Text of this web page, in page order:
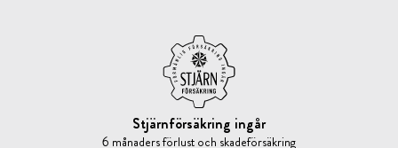
Stjärnförsäkring ingår
6 månaders förlust och skadeförsäkring